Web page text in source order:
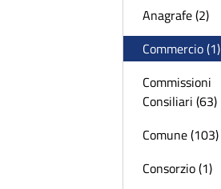
Anagrafe (2)
Commercio (1)
Commissioni
Consiliari (63)
Comune (103)
Consorzio (1)